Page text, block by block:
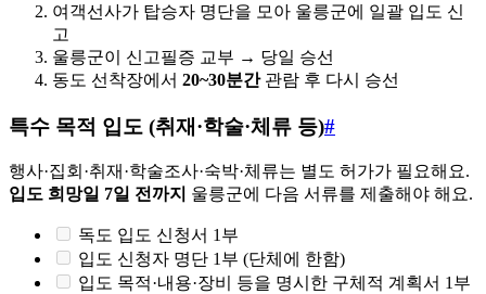
여객선사가 탑승자 명단을 모아 울릉군에 일괄 입도 신
고
울릉군이 신고필증 교부 → 당일 승선
동도 선착장에서 20~30분간관람 후 다시 승선
특수 목적 입도 (취재·학술·체류 등)#
행사·집회·취재·학술조사·숙박·체류는 별도 허가가 필요해요.
입도 희망일 7일 전까지 울릉군에 다음 서류를 제출해야 해요.
독도 입도 신청서 1부
입도 신청자 명단 1부 (단체에 한함)
입도 목적·내용·장비 등을 명시한 구체적 계획서 1부